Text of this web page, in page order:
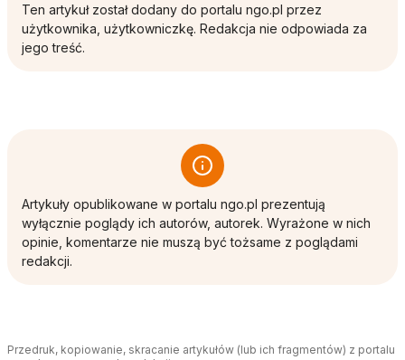
Ten artykuł został dodany do portalu ngo.pl przez
użytkownika, użytkowniczkę. Redakcja nie odpowiada za
jego treść.
Artykuły opublikowane w portalu ngo.pl prezentują
wyłącznie poglądy ich autorów, autorek. Wyrażone w nich
opinie, komentarze nie muszą być tożsame z poglądami
redakcji.
Przedruk, kopiowanie, skracanie artykułów (lub ich fragmentów) z portalu